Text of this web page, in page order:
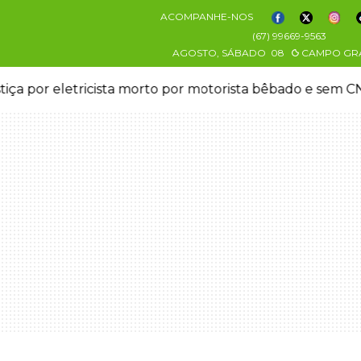
ACOMPANHE-NOS
(67) 99669-9563
AGOSTO, SÁBADO 08 CAMPO
por eletricista morto por motorista bêbado e sem